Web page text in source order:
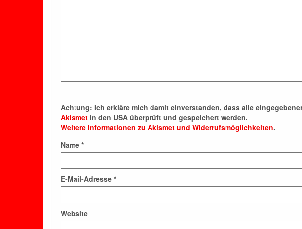
Achtung: Ich erkläre mich damit einverstanden, dass alle
Akismet in den USA überprüft und gespeichert werden.
Weitere Informationen zu Akismet und Widerrufsmöglichkeiten.
Name *
E-Mail-Adresse *
Website